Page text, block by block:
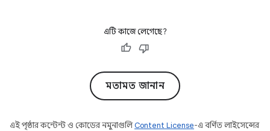
এটি কাজে লেগেছে?
মতামত জানান
এই পৃষ্ঠার কন্টেন্ট ও কোডের নমুনাগুলিContent License-এ বর্ণিত লাইসেন্সের